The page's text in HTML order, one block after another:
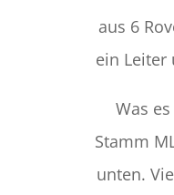
aus 6
ein Leiter
Was
Stamm
unten.